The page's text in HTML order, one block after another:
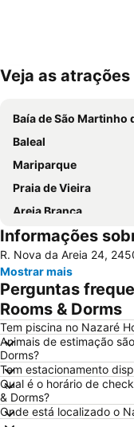
Ampliar mapa
Veja as
Baía de São Martinho
Baleal
Mariparque
Praia de Vieira
Areia Branca
Praia d'El Rey Golf &
Grutas de Mira de Aire
Buddha Eden Garden - Jardim
Praia das Berlengas
Salir do Porto
Paredes de Vitória
Sítio da Nazaré
Estádio Municipal de
Bom Sucesso
Informações
R. Nova da Areia 24,
Mostrar mais
Perguntas
Rooms & Dorms
Tem piscina no Nazaré
Animais de estimação
Dorms?
Tem estacionamento
Qual é o horário de
& Dorms?
Onde está localizado o